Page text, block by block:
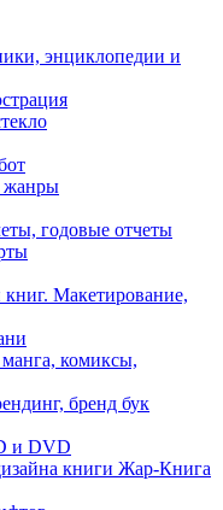
энциклопедии и
жанры
годовые отчеты
книг. Макетирование,
комиксы,
бренд бук
и DVD
книги Жар-Книга